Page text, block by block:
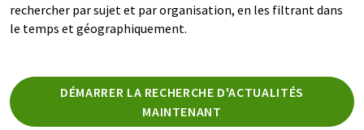
rechercher par sujet et par organisation, en les filtrant dans
le temps et géographiquement.
DÉMARRER LA RECHERCHE D'ACTUALITÉS
MAINTENANT